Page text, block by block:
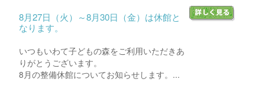
8月27日（火）～8月30日（金）は休館と
なります。
いつもいわて子どもの森をご利用いただきあ
りがとうございます。
8月の整備休館についてお知らせします。...